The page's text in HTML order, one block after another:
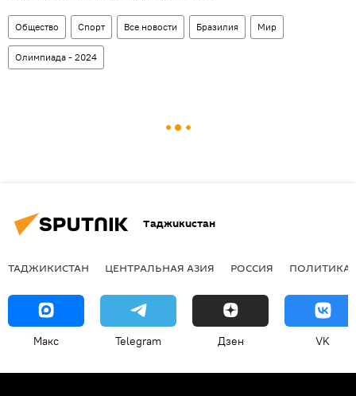
Общество Спорт Все новости Бразилия Мир
Олимпиада - 2024
Таджикистан
ТАДЖИКИСТАН ЦЕНТРАЛЬНАЯ АЗИЯ РОССИЯ ПОЛИТИКА
Макс Telegram Дзен VK